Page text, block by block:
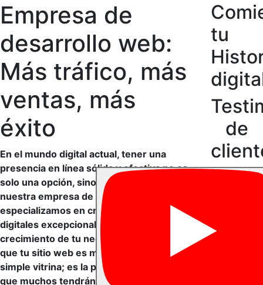
Empresa de
desarrollo web:
Más tráfico, más
ventas, más
éxito
En el mundo digital actual, tener una
presencia en línea sólida y efectiva no es
solo una opción, sino una necesidad. En
nuestra empresa de desarrollo web, nos
especializamos en crear experiencias
digitales excepcionales que impulsan el
crecimiento de tu negocio. Entendemos
que tu sitio web es mucho más que una
simple vitrina; es la primera impresión
que muchos tendrán de tu marca y, como
tu
de